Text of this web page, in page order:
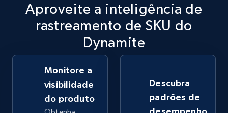
eBay - Collect products from shops on eBay
URL, Product id, Title, Seller name, Seller rating,
Seller reviews, Breadcrumbs, Root category, and
more.
2.5K+ Comece agora
Aproveite a inteligência de
rastreamento de SKU do
Dynamite
Monitore a
visibilidade
do produto
Descubra
padrões de